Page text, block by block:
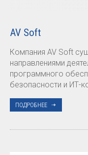
AV Soft
Компания AV Soft
направлениями
программного
безопасности и ИТ-
ПОДРОБНЕЕ